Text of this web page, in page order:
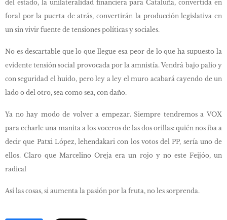
del estado, la unilateralidad financiera para Cataluña, convertida en
foral por la puerta de atrás, convertirán la producción legislativa en
un sin vivir fuente de tensiones políticas y sociales.
No es descartable que lo que llegue esa peor de lo que ha supuesto la
evidente tensión social provocada por la amnistía. Vendrá bajo palio y
con seguridad el huido, pero ley a ley el muro acabará cayendo de un
lado o del otro, sea como sea, con daño.
Ya no hay modo de volver a empezar. Siempre tendremos a VOX
para echarle una manita a los voceros de las dos orillas: quién nos iba a
decir que Patxi López, lehendakari con los votos del PP, sería uno de
ellos. Claro que Marcelino Oreja era un rojo y no este Feijóo, un
radical
Así las cosas, si aumenta la pasión por la fruta, no les sorprenda.